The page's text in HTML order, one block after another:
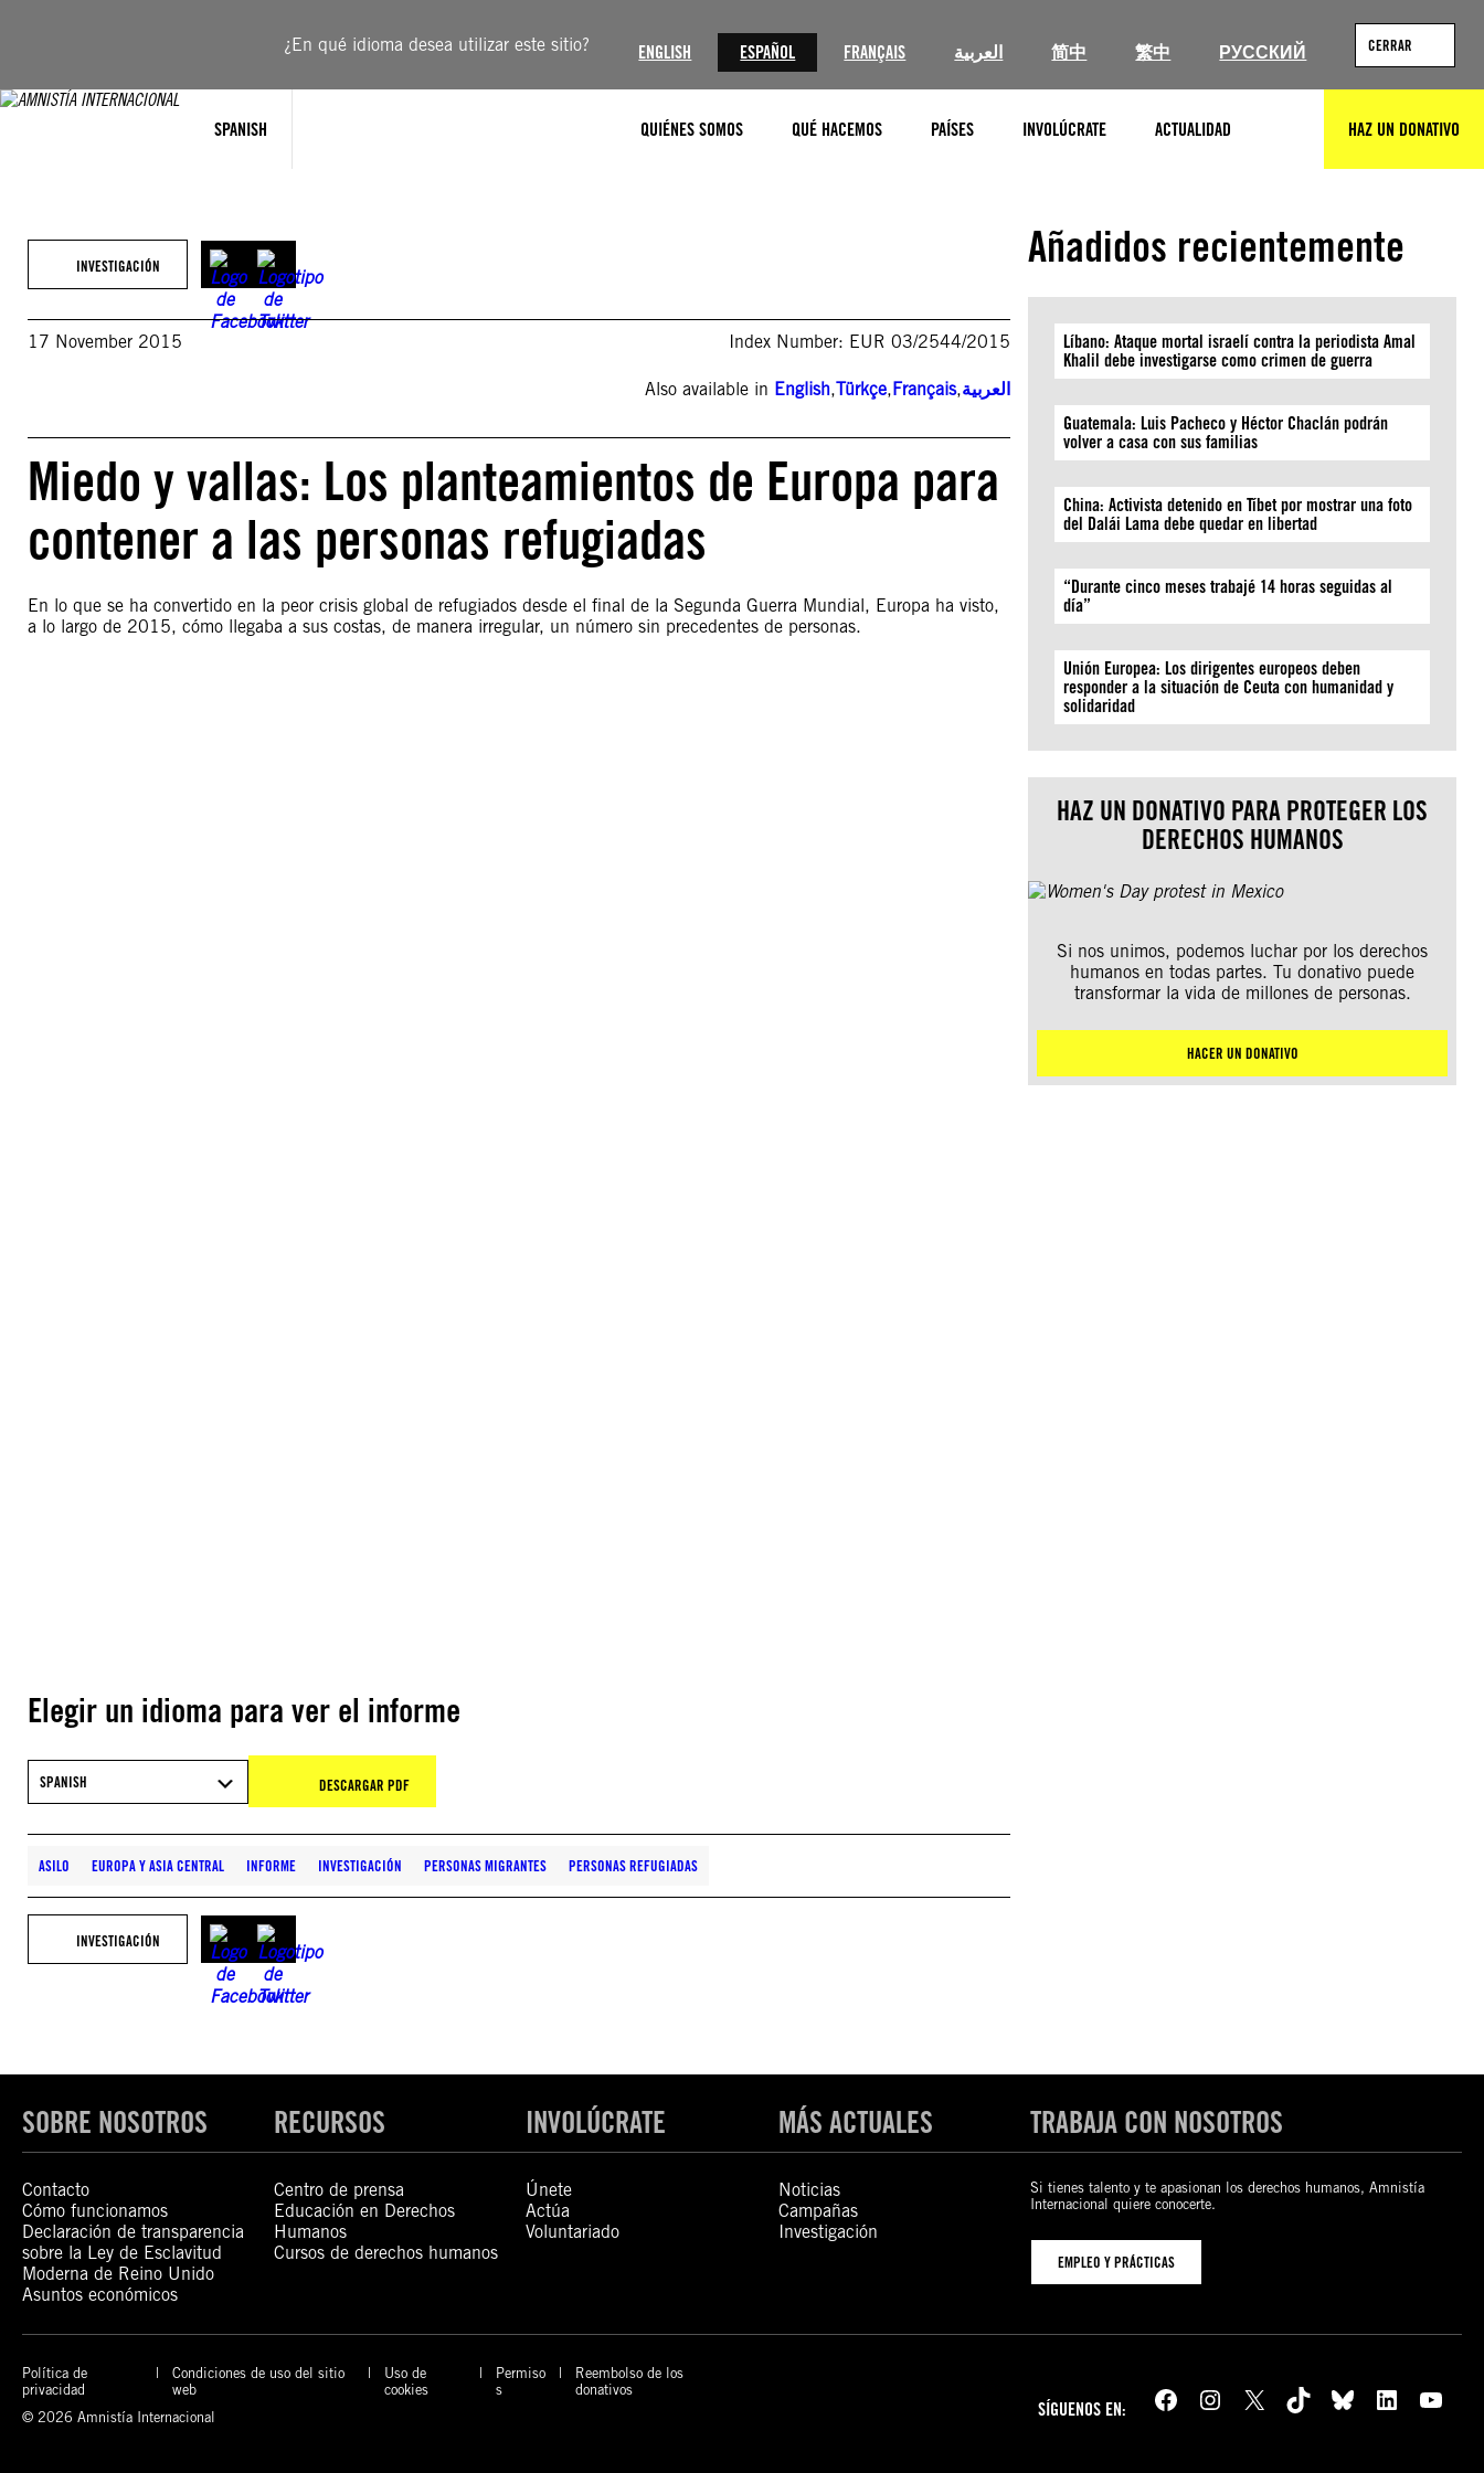
¿En qué idioma desea utilizar este sitio? ENGLISH ESPAÑOL FRANÇAIS العربية 简中 繁中 РУССКИЙ CERRAR
SPANISH QUIÉNES SOMOS QUÉ HACEMOS PAÍSES INVOLÚCRATE ACTUALIDAD HAZ UN DONATIVO
INVESTIGACIÓN
17 November 2015 Index Number: EUR 03/2544/2015
Also available in English,Türkçe,Français,العربية
Miedo y vallas: Los planteamientos de Europa para
contener a las personas refugiadas
En lo que se ha convertido en la peor crisis global de refugiados desde el final de la Segunda Guerra Mundial, Europa ha visto,
a lo largo de 2015, cómo llegaba a sus costas, de manera irregular, un número sin precedentes de personas.
Elegir un idioma para ver el informe
SPANISH DESCARGAR PDF
ASILO EUROPA Y ASIA CENTRAL INFORME INVESTIGACIÓN PERSONAS MIGRANTES PERSONAS REFUGIADAS
INVESTIGACIÓN
Añadidos recientemente
Líbano: Ataque mortal israelí contra la periodista Amal
Khalil debe investigarse como crimen de guerra
Guatemala: Luis Pacheco y Héctor Chaclán podrán
volver a casa con sus familias
China: Activista detenido en Tíbet por mostrar una foto
del Dalái Lama debe quedar en libertad
“Durante cinco meses trabajé 14 horas seguidas al
día”
Unión Europea: Los dirigentes europeos deben
responder a la situación de Ceuta con humanidad y
solidaridad
HAZ UN DONATIVO PARA PROTEGER LOS
DERECHOS HUMANOS
Si nos unimos, podemos luchar por los derechos
humanos en todas partes. Tu donativo puede
transformar la vida de millones de personas.
HACER UN DONATIVO
SOBRE NOSOTROS
Contacto
Cómo funcionamos
Declaración de transparencia
sobre la Ley de Esclavitud
Moderna de Reino Unido
Asuntos económicos
RECURSOS
Centro de prensa
Educación en Derechos
Humanos
Cursos de derechos humanos
INVOLÚCRATE
Únete
Actúa
Voluntariado
MÁS ACTUALES
Noticias
Campañas
Investigación
TRABAJA CON NOSOTROS
Si tienes talento y te apasionan los derechos humanos, Amnistía
Internacional quiere conocerte.
EMPLEO Y PRÁCTICAS
Política de
privacidad
Condiciones de uso del sitio
web
Uso de
cookies
Permiso
s
Reembolso de los
donativos
© 2026 Amnistía Internacional
SÍGUENOS EN: Facebook Instagram X TikTok Bluesky LinkedIn YouTube